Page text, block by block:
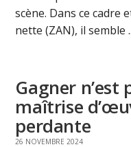
scène. Dans ce cadre
nette (ZAN), il semble
Gagner
maîtrise
perdante
26 NOVEMBRE 2024